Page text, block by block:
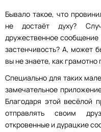
Бывало такое, что
не достаёт духу?
дружественное
застенчивость? А, может
вы не знаете, как
Специально для таких
замечательное
Благодаря этой весёлой
отправлять своим
откровенные и дурацкие